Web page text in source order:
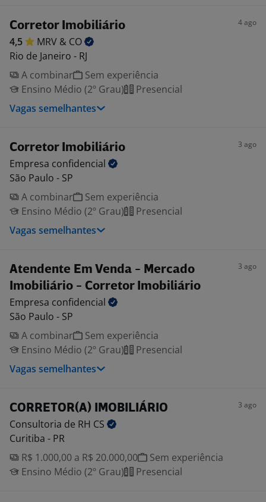
Corretor Imobiliário 4 ago
4,5 MRV & CO
Rio de Janeiro - RJ
A combinar
Sem experiência
Ensino Médio (2º Grau)
Presencial
Vagas semelhantes
Corretor Imobiliário 3 ago
Empresa confidencial
São Paulo - SP
A combinar
Sem experiência
Ensino Médio (2º Grau)
Presencial
Vagas semelhantes
Atendente Em Venda - Mercado
Imobiliário - Corretor Imobiliário
3 ago
Empresa confidencial
São Paulo - SP
A combinar
Sem experiência
Ensino Médio (2º Grau)
Presencial
Vagas semelhantes
CORRETOR(A) IMOBILIÁRIO 3 ago
Consultoria de RH CS
Curitiba - PR
R$ 1.000,00 a R$ 20.000,00
Sem experiência
Ensino Médio (2º Grau)
Presencial